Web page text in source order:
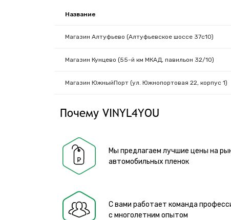
Название
Магазин Алтуфьево (Алтуфьевское шоссе 37с10)
Магазин Кунцево (55-й км МКАД, павильон 32/10)
Магазин ЮжныйПорт (ул. Южнопортовая 22, корпус 1)
Почему VINYL4YOU
Мы предлагаем лучшие цены на
автомобильных пленок
С вами работает команда
с многолетним опытом